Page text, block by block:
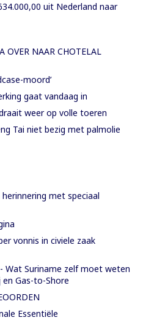
uit Nederland naar
OVER NAAR CHOTELAL
moord’
gaat vandaag in
weer op volle toeren
Tai niet bezig met palmolie
met speciaal
vonnis in civiele zaak
Wat Suriname zelf moet weten
Gas-to-Shore
Essentiële